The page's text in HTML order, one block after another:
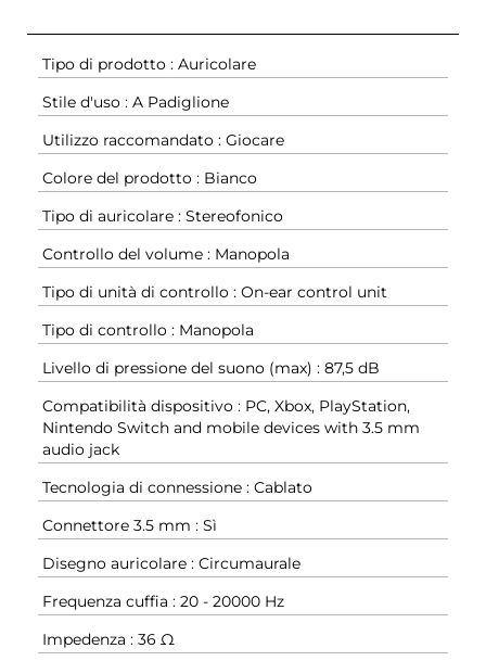
Tipo di prodotto : Auricolare
Stile d'uso : A Padiglione
Utilizzo raccomandato : Giocare
Colore del prodotto : Bianco
Tipo di auricolare : Stereofonico
Controllo del volume : Manopola
Tipo di unità di controllo : On-ear control unit
Tipo di controllo : Manopola
Livello di pressione del suono (max) : 87,5 dB
Compatibilità dispositivo : PC, Xbox, PlayStation,
Nintendo Switch and mobile devices with 3.5 mm
audio jack
Tecnologia di connessione : Cablato
Connettore 3.5 mm : Sì
Disegno auricolare : Circumaurale
Frequenza cuffia : 20 - 20000 Hz
Impedenza : 36 Ω